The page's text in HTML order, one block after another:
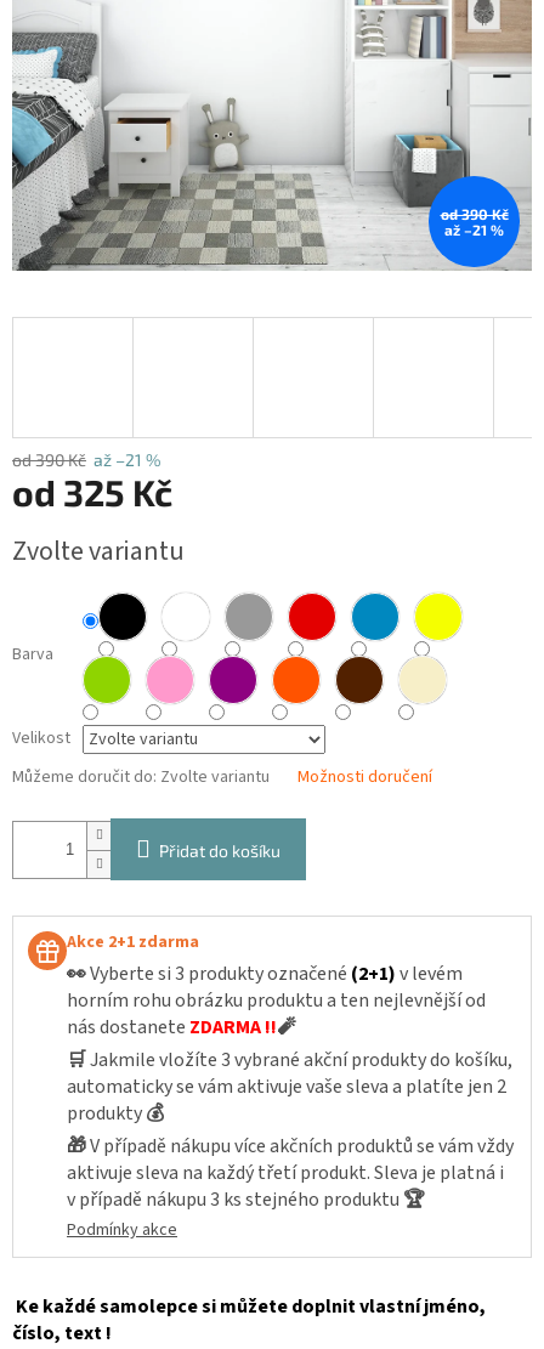
od 390 Kč
až –21 %
od 390 Kč až –21 %
od 325 Kč
cena:
Zvolte variantu
Barva
Velikost
Můžeme doručit do: Zvolte variantu Možnosti doručení
Přidat do košíku
Akce 2+1 zdarma
👀Vyberte si 3 produkty označené (2+1)v levém
horním rohu obrázku produktu a ten nejlevnější od
nás dostanete ZDARMA !!🧨
🛒Jakmile vložíte 3 vybrané akční produkty do košíku,
automaticky se vám aktivuje vaše sleva a platíte jen 2
produkty💰
🎁V případě nákupu více akčních produktů se vám vždy
aktivuje sleva na každý třetí produkt. Sleva je platná i
v případě nákupu 3 ks stejného produktu 🏆
Podmínky akce
Ke každé samolepce si můžete doplnit vlastní jméno,
číslo, text !